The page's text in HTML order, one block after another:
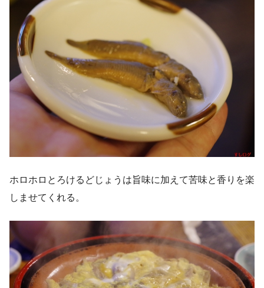
ホロホロとろけるどじょうは旨味に加えて苦味と香りを楽
しませてくれる。